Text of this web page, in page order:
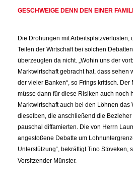
ESCHWEIGE DENN DEN EINER
Die Drohungen mit Arbeitsplatzverlusten,
Teilen der Wirtschaft bei solchen
überzeugten da nicht. „Wohin uns der
Marktwirtschaft gebracht hat, dass sehen
der vieler Banken“, so Frings kritisch. Der
müsse dann für diese Risiken auch noch
Marktwirtschaft auch bei den Löhnen das
dieselben, die anschließend die Bezieher
pauschal diffamierten. Die von Herrn
angestoßene Debatte um
Unterstützung“, bekräftigt Tino Stöveken,
Vorsitzender Münster.